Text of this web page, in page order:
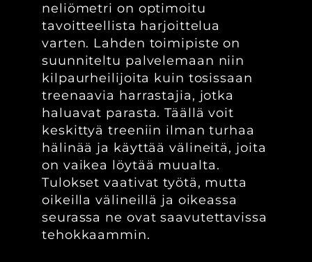
neliömetri on optimoitu
tavoitteellista harjoittelua
varten. Lahden toimipiste on
suunniteltu palvelemaan niin
kilpaurheilijoita kuin tosissaan
treenaavia harrastajia, jotka
haluavat parasta. Täällä voit
keskittyä treeniin ilman turhaa
hälinää ja käyttää välineitä, joita
on vaikea löytää muualta.
Tulokset vaativat työtä, mutta
oikeilla välineillä ja oikeassa
seurassa ne ovat saavutettavissa
tehokkaammin.